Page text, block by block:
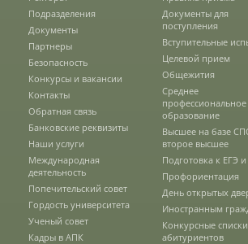
Общежития
Среднее профессиональное
образование
Высшее на базе СПО, второе высшее
Подготовка к ЕГЭ и ОГЭ
Подразделения
Документы
Партнеры
Безопасность
Конкурсы и вакансии
Контакты
Обратная связь
Банковские реквизиты
Наши услуги
Международная
деятельность
Попечительский совет
Гордость университета
Ученый совет
Кадры в АПК
Документы для
поступления
Вступительные
Целевой прием
Общежития
Среднее
профессиональное
образование
Высшее на базе
второе высшее
Подготовка к ЕГЭ
Профориентация
День открытых
Иностранным
Конкурсные списки
абитуриентов